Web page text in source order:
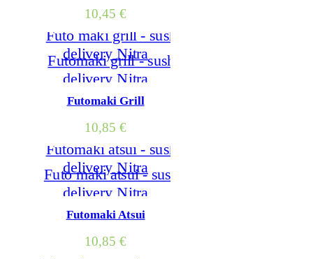
10,45 €
Futomaki Grill
10,85 €
Futomaki Atsui
10,85 €